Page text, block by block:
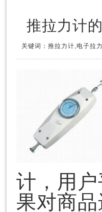
推拉力计
关键词：推拉力计,电子拉
计，用
果对商